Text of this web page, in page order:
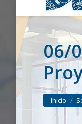
06/
You are
Inicio